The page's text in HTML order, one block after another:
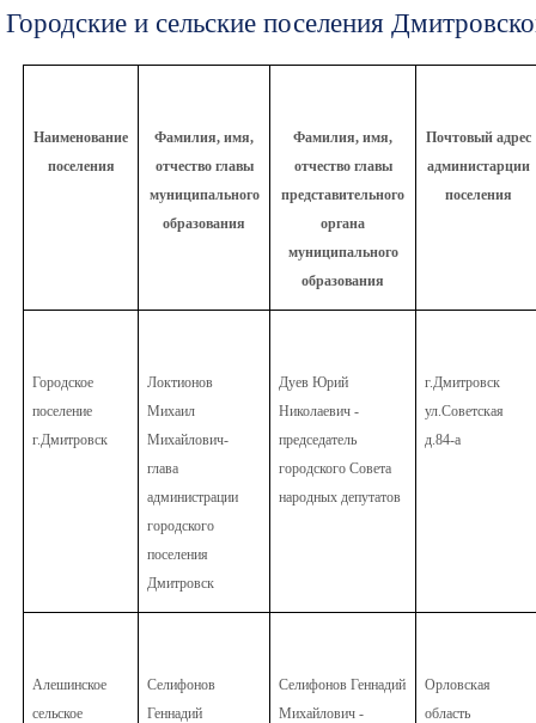
Городские и сельские поселения
Наименование
поселения
Фамилия, имя,
отчество главы
муниципального
образования
Фамилия, имя,
отчество главы
представительного
органа
муниципального
образования
Почтовый адрес
администарции
поселения
Городское
поселение
г.Дмитровск
Локтионов
Михаил
Михайлович-
глава
администрации
городского
поселения
Дмитровск
Дуев Юрий
Николаевич -
председатель
городского Совета
народных депутатов
г.Дмитровск
ул.Советская
д.84-а
Алешинское
сельское
Селифонов
Геннадий
Селифонов Геннадий
Михайлович -
Орловская
область